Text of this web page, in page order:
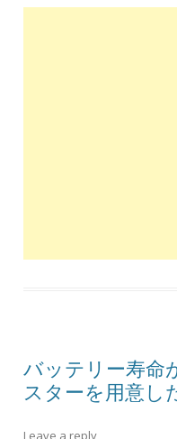
バッテリー寿命
スターを用意し
Leave a reply